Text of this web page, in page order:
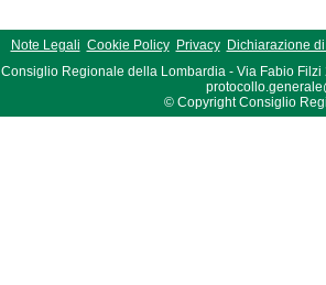
Note Legali Cookie Policy Privacy
Dichiarazione
Consiglio Regionale della Lombardia - Via Fabio Filzi
© Copyright Consiglio